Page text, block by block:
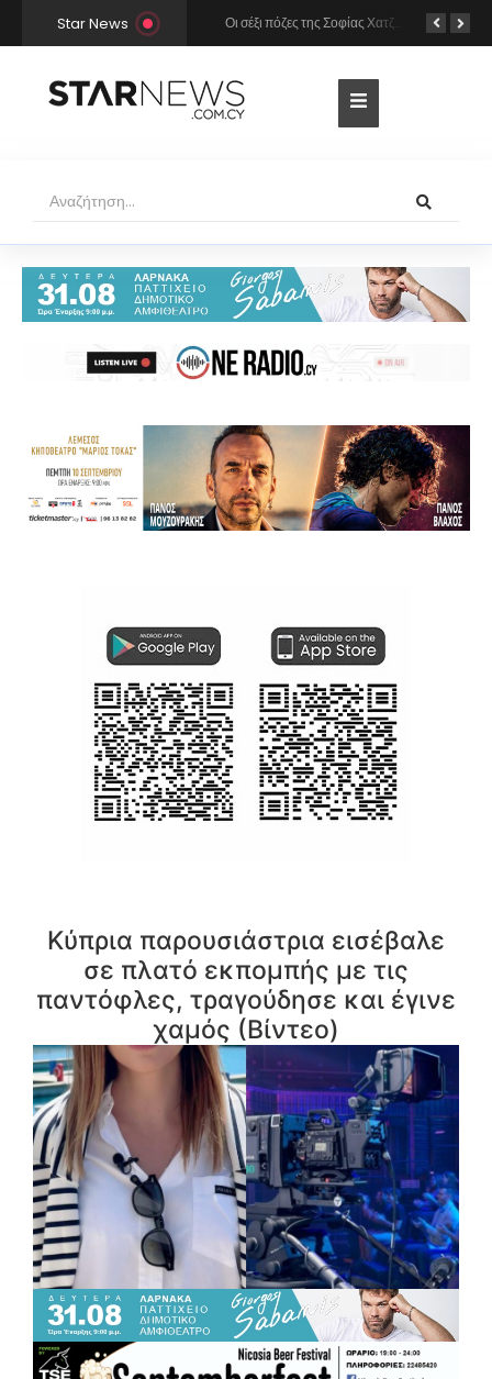
Star News
Κύπρια παρουσιάστρια εισέβαλε
σε πλατό εκπομπής με τις
παντόφλες, τραγούδησε και έγινε
χαμός (Βίντεο)